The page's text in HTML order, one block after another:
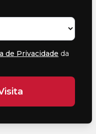
de Privacidade da